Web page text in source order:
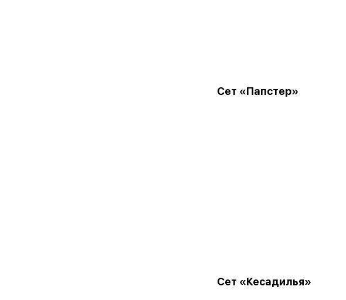
Сет «Папстер»
Сет «Кесадилья»